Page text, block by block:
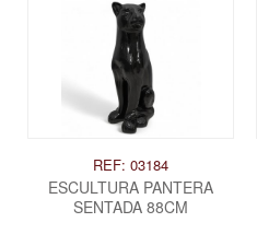
REF: 03184
ESCULTURA PANTERA
SENTADA 88CM